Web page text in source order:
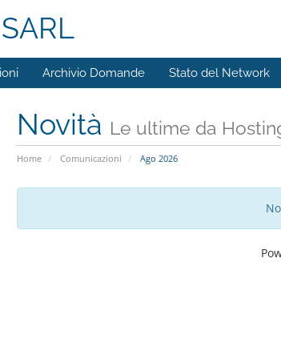
Archivio Domande Stato del Network
Novità Le ultime da
Home Comunicazioni Ago 2026